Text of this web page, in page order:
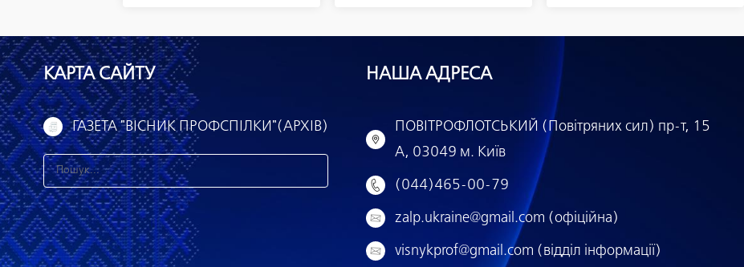
КАРТА САЙТУ
ГАЗЕТА "ВІСНИК ПРОФСПІЛКИ"(АРХІВ)
З
н
а
й
НАША АДРЕСА
ПОВІТРОФЛОТСЬКИЙ (Повітряних сил) пр-т, 15
А, 03049 м. Київ
(044)465-00-79
zalp.ukraine@gmail.com (офіційна)
visnykprof@gmail.com (відділ інформації)